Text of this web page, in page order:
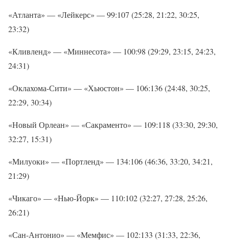
«Атланта» — «Лейкерс» — 99:107 (25:28, 21:22, 30:25,
23:32)
«Кливленд» — «Миннесота» — 100:98 (29:29, 23:15, 24:23,
24:31)
«Оклахома-Сити» — «Хьюстон» — 106:136 (24:48, 30:25,
22:29, 30:34)
«Новый Орлеан» — «Сакраменто» — 109:118 (33:30, 29:30,
32:27, 15:31)
«Милуоки» — «Портленд» — 134:106 (46:36, 33:20, 34:21,
21:29)
«Чикаго» — «Нью-Йорк» — 110:102 (32:27, 27:28, 25:26,
26:21)
«Сан-Антонио» — «Мемфис» — 102:133 (31:33, 22:36,